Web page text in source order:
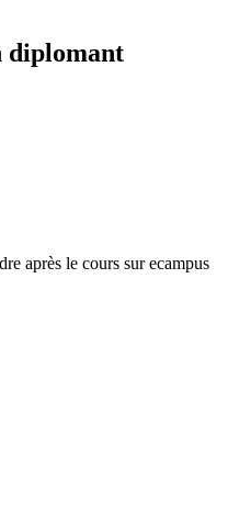
diplomant
après le cours sur ecampus